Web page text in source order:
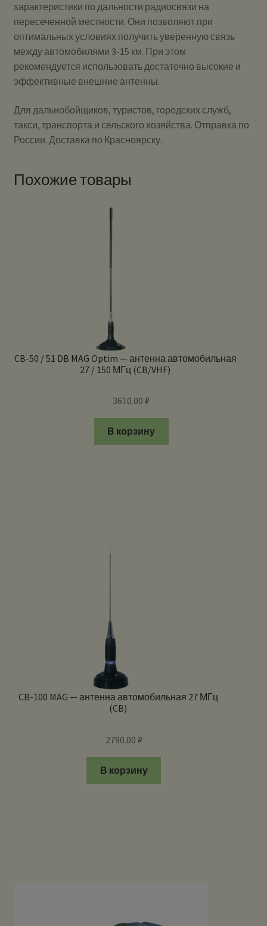
характеристики по дальности радиосвязи на
пересеченной местности. Они позволяют при
оптимальных условиях получить уверенную связь
между автомобилями 3-15 км. При этом
рекомендуется использовать достаточно высокие и
эффективные внешние антенны.
Для дальнобойщиков, туристов, городских служб,
такси, транспорта и сельского хозяйства. Отправка по
России. Доставка по Красноярску.
Похожие товары
CB-50 / 51 DB MAG Optim — антенна автомобильная
27 / 150 МГц (CB/VHF)
3610.00₽
В корзину
CB-100 MAG — антенна автомобильная 27 МГц
(CB)
2790.00 ₽
В корзину